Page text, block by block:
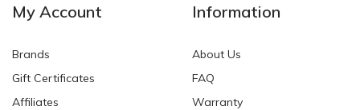
My Account
Brands
Gift Certificates
Affiliates
Information
About Us
FAQ
Warranty